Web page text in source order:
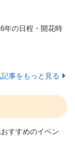
年の日程・開花時
記事をもっと見る
おすすめのイベン